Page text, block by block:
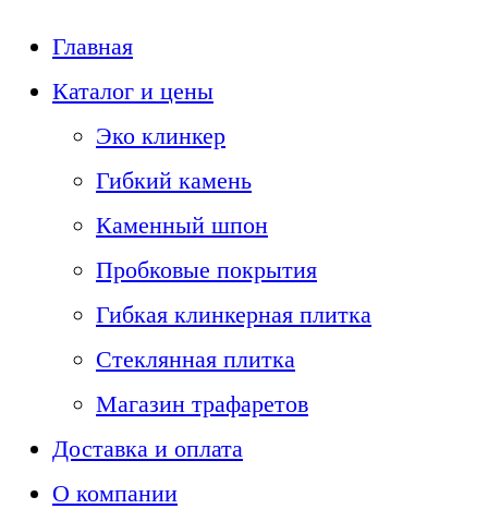
Главная
Каталог и цены
Эко клинкер
Гибкий камень
Каменный шпон
Пробковые покрытия
Гибкая клинкерная плитка
Стеклянная плитка
Магазин трафаретов
Доставка и оплата
О компании